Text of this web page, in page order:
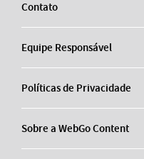
Contato
Equipe Responsável
Políticas de Privacidade
Sobre a WebGo Content